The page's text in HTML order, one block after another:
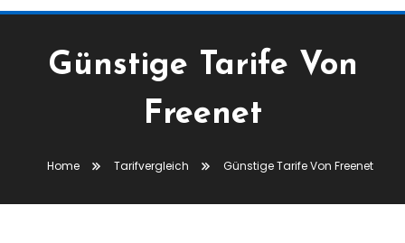
Günstige Tarife Von
Freenet
Home Tarifvergleich Günstige Tarife Von Freenet